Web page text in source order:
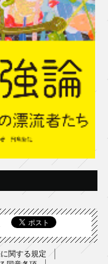
関する規定